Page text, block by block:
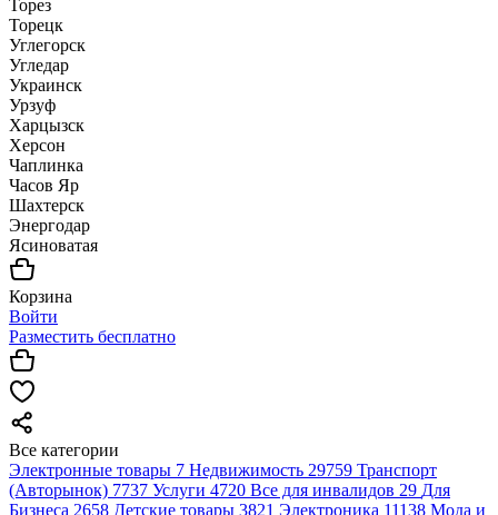
Торез
Торецк
Углегорск
Угледар
Украинск
Урзуф
Харцызск
Херсон
Чаплинка
Часов Яр
Шахтерск
Энергодар
Ясиноватая
Корзина
Войти
Разместить бесплатно
Все категории
Электронные товары 7 Недвижимость 29759 Транспорт
(Авторынок) 7737 Услуги 4720 Все для инвалидов 29 Для
Бизнеса 2658 Детские товары 3821 Электроника 11138 Мода и